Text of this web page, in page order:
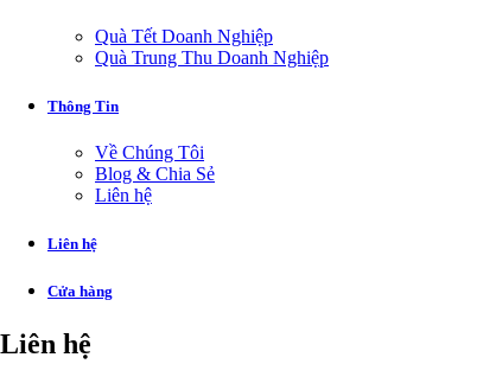
Quà Tết Doanh Nghiệp
Quà Trung Thu Doanh Nghiệp
Thông Tin
Về Chúng Tôi
Blog & Chia Sẻ
Liên hệ
Liên hệ
Cửa hàng
Liên hệ